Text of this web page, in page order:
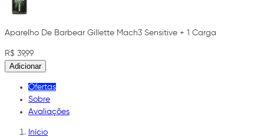
Aparelho De Barbear Gillette Mach3 Sensitive + 1 Carga
R$ 39,99
Adicionar
Ofertas
Sobre
Avaliações
Início